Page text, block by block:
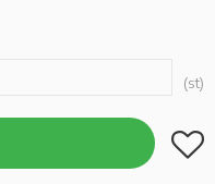
st
Lägg